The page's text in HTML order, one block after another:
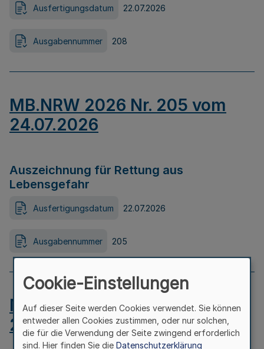
Ausfertigungsdatum 22.07.2026
Ausgabennummer 208
MB.NRW 2026 Nr. 205 vom
24.07.2026
Auszeichnung für Rettung aus
Lebensgefahr
Ausfertigungsdatum 22.07.2026
Ausgabennummer 205
MB.NRW 2026 Nr. 204 vom
24.07.2026
Cookie-Einstellungen
Auf dieser Seite werden Cookies verwendet. Sie können
entweder allen Cookies zustimmen, oder nur solchen,
die für die Verwendung der Seite zwingend erforderlich
sind. Hier finden Sie die Datenschutzerklärung